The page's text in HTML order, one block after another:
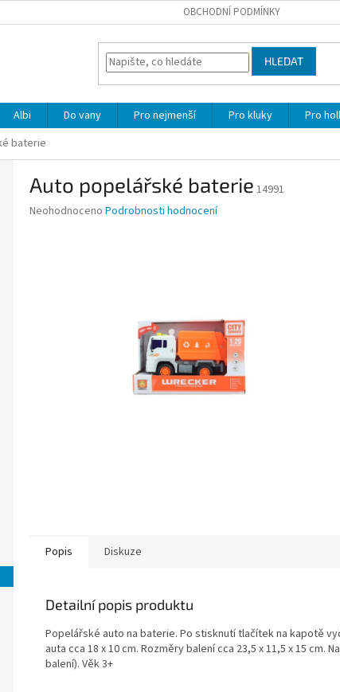
OBCHODNÍ PODMÍNKY
HLEDAT
Albi Do vany Pro nejmenší Pro kluky Pro
baterie
Auto popelářské baterie 14991
Průměrné
Neohodnoceno Podrobnosti hodnocení
Popis Diskuze
Detailní popis produktu
Popelářské auto na baterie. Po stisknutí tlačítek na kapotě
auta cca 18 x 10 cm. Rozměry balení cca 23,5 x 11,5 x 15 cm.
balení). Věk 3+